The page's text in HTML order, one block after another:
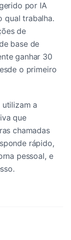
por IA
qual trabalha.
de
base de
ganhar 30
o primeiro
utilizam a
que
chamadas
rápido,
pessoal, e